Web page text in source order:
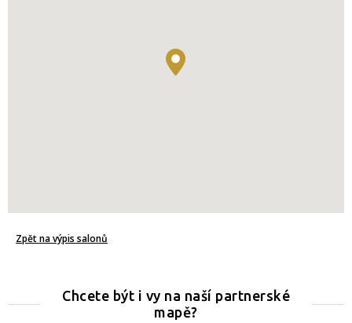
Zpět na výpis salonů
Chcete být i vy na naší partnerské
mapě?